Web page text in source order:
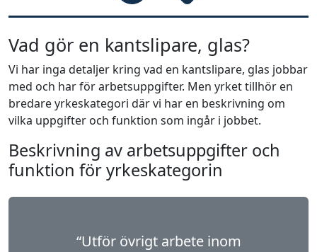
Vad gör en kantslipare, glas?
Vi har inga detaljer kring vad en kantslipare, glas jobbar
med och har för arbetsuppgifter. Men yrket tillhör en
bredare yrkeskategori där vi har en beskrivning om
vilka uppgifter och funktion som ingår i jobbet.
Beskrivning av arbetsuppgifter och
funktion för yrkeskategorin
“Utför övrigt arbete inom